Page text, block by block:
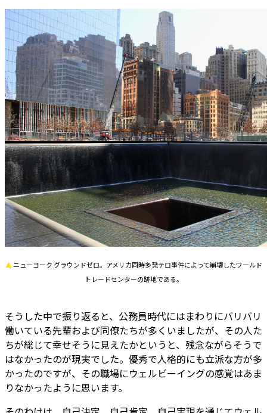
▲ニューヨーク グラウンドゼロ。アメリカ同時多発テロ事件によって崩壊したワールド
トレードセンターの跡地である。
そうした中で振り返ると、公務員時代にはまわりにバリバリ
働いている先輩および同僚たちが多くいましたが、その人た
ちが総じて幸せそうに見えたかというと、残念ながらそうで
はなかったのが現実でした。優秀で人格的にも立派な方が多
かったのですが、その職場にウェルビーイングの感覚はあま
りなかったように思います。